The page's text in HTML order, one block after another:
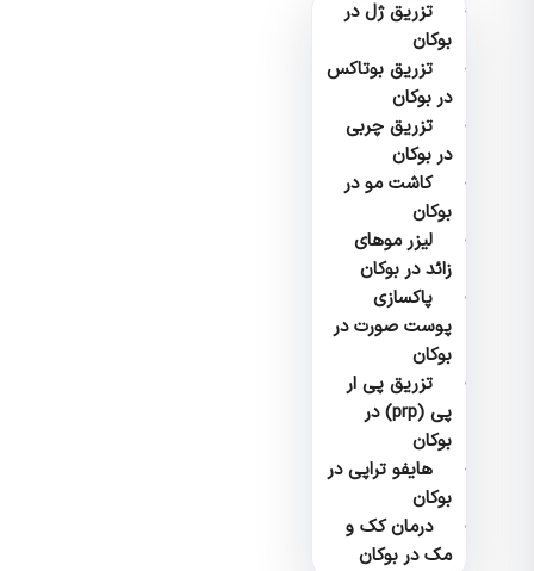
تزریق ژل در
بوکان
تزریق بوتاکس
در بوکان
تزریق چربی
در بوکان
کاشت مو در
بوکان
لیزر موهای
زائد در بوکان
پاکسازی
پوست صورت در
بوکان
تزریق پی ار
پی (prp) در
بوکان
هایفو تراپی در
بوکان
درمان کک و
مک در بوکان